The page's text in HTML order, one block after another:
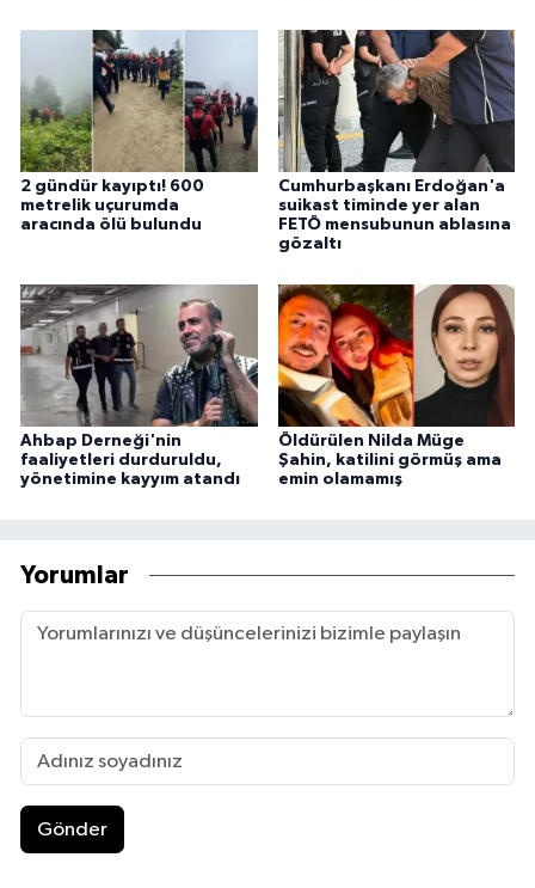
2 gündür kayıptı! 600
metrelik uçurumda
aracında ölü bulundu
Cumhurbaşkanı Erdoğan'a
suikast timinde yer alan
FETÖ mensubunun ablasına
gözaltı
Ahbap Derneği'nin
faaliyetleri durduruldu,
yönetimine kayyım atandı
Öldürülen Nilda Müge
Şahin, katilini görmüş ama
emin olamamış
Yorumlar
Gönder